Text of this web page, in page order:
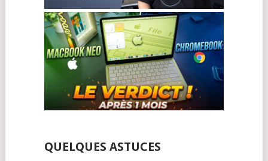
QUELQUES ASTUCES